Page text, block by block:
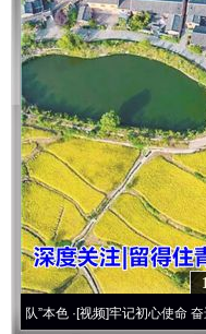
·[视频]牢记初心使命 奋进复兴